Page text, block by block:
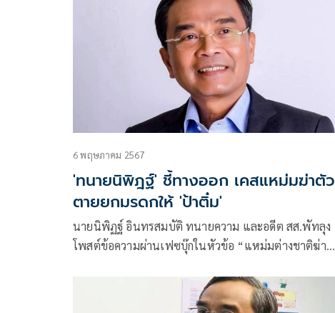
6 พฤษภาคม 2567
'ทนายนิพิฎฐ์' ชี้ทางออก เคสแหม่มฆ่าตัว
ตายยกมรดกให้ 'ป้าติ๋ม'
นายนิพิฏฐ์ อินทรสมบัติ ทนายความ และอดีต สส.พัทลุง
โพสต์ข้อความผ่านเฟซบุ๊กในหัวข้อ “แหม่มต่างชาติฆ่า